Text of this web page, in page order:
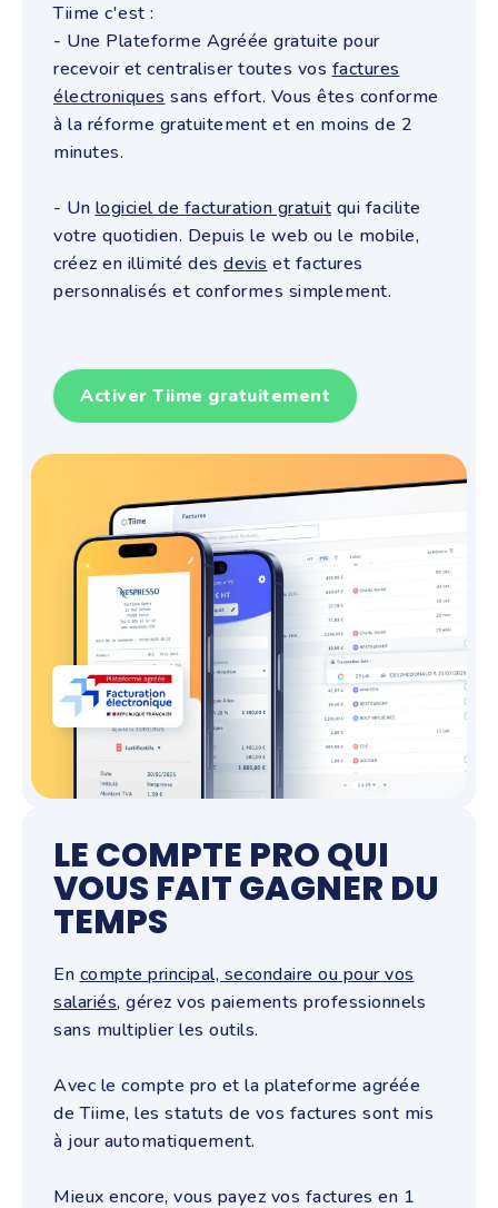
Tiime c'est :
- Une Plateforme Agréée gratuite pour
recevoir et centraliser toutes vos factures
électroniques sans effort. Vous êtes conforme
à la réforme gratuitement et en moins de 2
minutes.
- Un logiciel de facturation gratuit qui facilite
votre quotidien. Depuis le web ou le mobile,
créez en illimité des devis et factures
personnalisés et conformes simplement.
Activer Tiime gratuitement
LE COMPTE PRO QUI
VOUS FAIT GAGNER DU
TEMPS
En compte principal, secondaire ou pour vos
salariés, gérez vos paiements professionnels
sans multiplier les outils.
Avec le compte pro et la plateforme agréée
de Tiime, les statuts de vos factures sont mis
à jour automatiquement.
Mieux encore, vous payez vos factures en 1